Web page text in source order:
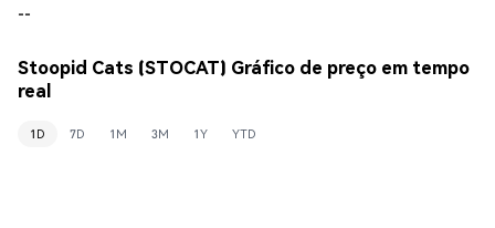
--
Stoopid Cats (STOCAT) Gráfico de preço em tempo
real
1D 7D 1M 3M 1Y YTD